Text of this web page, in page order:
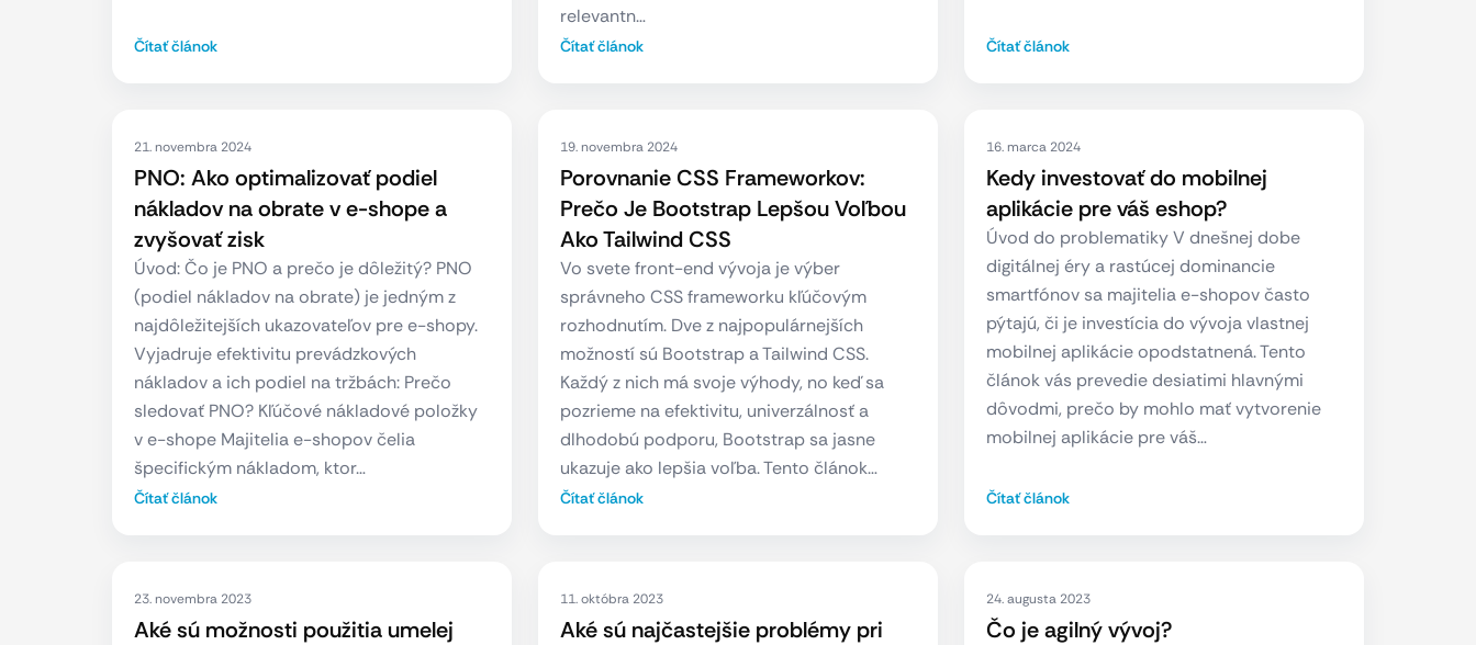
Čítať článok
relevantn…
Čítať článok Čítať článok
21. novembra 2024
PNO: Ako optimalizovať podiel
nákladov na obrate v e-shope a
zvyšovať zisk
Úvod: Čo je PNO a prečo je dôležitý? PNO
(podiel nákladov na obrate) je jedným z
najdôležitejších ukazovateľov pre e-shopy.
Vyjadruje efektivitu prevádzkových
nákladov a ich podiel na tržbách: Prečo
sledovať PNO? Kľúčové nákladové položky
v e-shope Majitelia e-shopov čelia
špecifickým nákladom, ktor…
Čítať článok
19. novembra 2024
Porovnanie CSS Frameworkov:
Prečo Je Bootstrap Lepšou Voľbou
Ako Tailwind CSS
Vo svete front-end vývoja je výber
správneho CSS frameworku kľúčovým
rozhodnutím. Dve z najpopulárnejších
možností sú Bootstrap a Tailwind CSS.
Každý z nich má svoje výhody, no keď sa
pozrieme na efektivitu, univerzálnosť a
dlhodobú podporu, Bootstrap sa jasne
ukazuje ako lepšia voľba. Tento článok…
Čítať článok
16. marca 2024
Kedy investovať do mobilnej
aplikácie pre váš eshop?
Úvod do problematiky V dnešnej dobe
digitálnej éry a rastúcej dominancie
smartfónov sa majitelia e-shopov často
pýtajú, či je investícia do vývoja vlastnej
mobilnej aplikácie opodstatnená. Tento
článok vás prevedie desiatimi hlavnými
dôvodmi, prečo by mohlo mať vytvorenie
mobilnej aplikácie pre váš…
Čítať článok
23. novembra 2023
Aké sú možnosti použitia umelej
11. októbra 2023
Aké sú najčastejšie problémy pri
24. augusta 2023
Čo je agilný vývoj?